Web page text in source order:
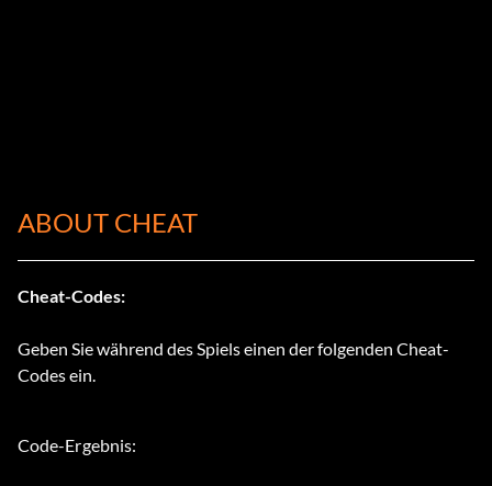
ABOUT CHEAT
Cheat-Codes:
Geben Sie während des Spiels einen der folgenden Cheat-
Codes ein.
Code-Ergebnis: